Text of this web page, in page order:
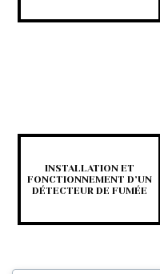
INSTALLATION ET
FONCTIONNEMENT D’UN
DÉTECTEUR DE FUMÉE